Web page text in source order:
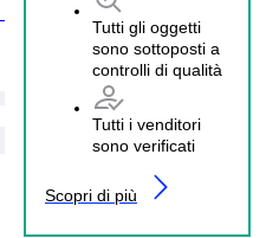
Tutti gli oggetti
sono sottoposti a
controlli di qualità
Tutti i venditori
sono verificati
Scopri di più